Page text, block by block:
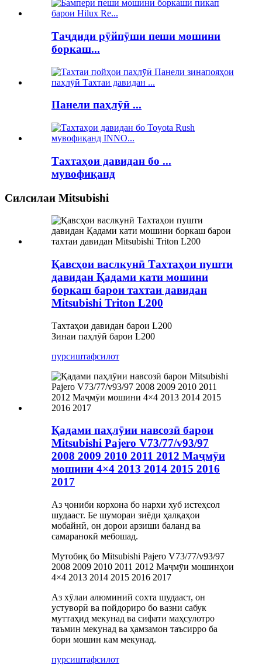
Таҷдиди рӯйпӯши пеши мошини
боркаш...
Панели паҳлӯӣ ...
Тахтаҳои давидан бо ...
мувофиқанд
Силсилаи Mitsubishi
Қавсҳои васлкунӣ Тахтаҳои пушти
давидан Қадами кати мошини
боркаш барои тахтаи давидан
Mitsubishi Triton L200
Тахтаҳои давидан барои L200
Зинаи паҳлӯӣ барои L200
пурсиштафсилот
Қадами паҳлӯии навсозӣ барои
Mitsubishi Pajero V73/77/v93/97
2008 2009 2010 2011 2012 Маҷмӯи
мошини 4×4 2013 2014 2015 2016
2017
Аз ҷониби корхона бо нархи хуб истеҳсол
шудааст. Бе шумораи зиёди ҳалқаҳои
мобайнӣ, он дорои арзиши баланд ва
самаранокӣ мебошад.
Мутобиқ бо Mitsubishi Pajero V73/77/v93/97
2008 2009 2010 2011 2012 Маҷмӯи мошинҳои
4×4 2013 2014 2015 2016 2017
Аз хӯлаи алюминий сохта шудааст, он
устуворӣ ва пойдориро бо вазни сабук
муттаҳид мекунад ва сифати маҳсулотро
таъмин мекунад ва ҳамзамон таъсирро ба
бори мошин кам мекунад.
пурсиштафсилот